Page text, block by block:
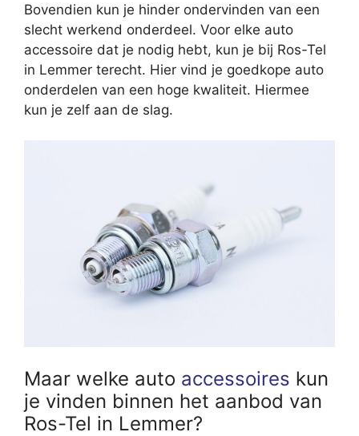
Bovendien kun je hinder ondervinden van een
slecht werkend onderdeel. Voor elke auto
accessoire dat je nodig hebt, kun je bij Ros-Tel
in Lemmer terecht. Hier vind je goedkope auto
onderdelen van een hoge kwaliteit. Hiermee
kun je zelf aan de slag.
Maar welke auto accessoires kun
je vinden binnen het aanbod van
Ros-Tel in Lemmer?